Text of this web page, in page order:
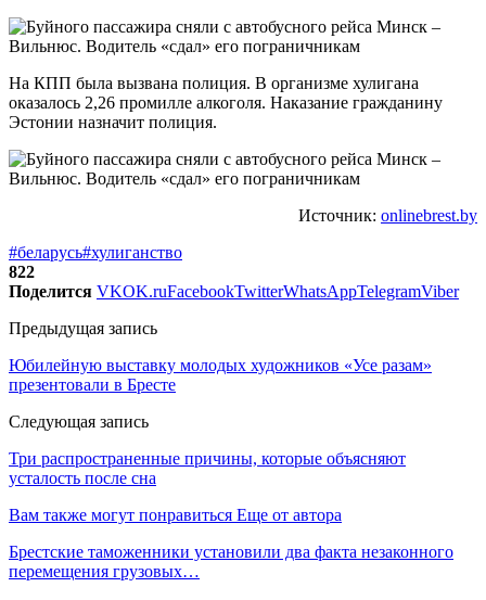
На КПП была вызвана полиция. В организме хулигана
оказалось 2,26 промилле алкоголя. Наказание гражданину
Эстонии назначит полиция.
Источник: onlinebrest.by
#беларусь#хулиганство
822
Поделится VKOK.ruFacebookTwitterWhatsAppTelegramViber
Предыдущая запись
Юбилейную выставку молодых художников «Усе разам»
презентовали в Бресте
Следующая запись
Три распространенные причины, которые объясняют
усталость после сна
Вам также могут понравиться Еще от автора
Брестские таможенники установили два факта незаконного
перемещения грузовых…